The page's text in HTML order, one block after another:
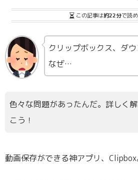
この記事は約22分で読
クリップボックス、ダウ
なぜ…
色々な問題があったんだ。詳しく
こう！
動画保存ができる神アプリ、Clipbox